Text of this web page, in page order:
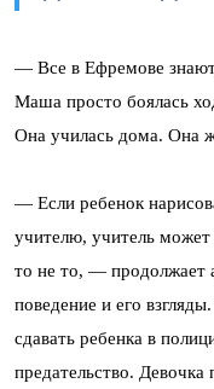
— Все в Ефремове
Маша просто боялась
Она училась дома. Она
— Если ребенок
учителю, учитель может
то не то, — продолжает
поведение и его
сдавать ребенка в
предательство. Девочка